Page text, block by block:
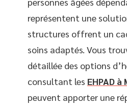
représentent une
structures offrent un
soins adaptés. Vous
détaillée des options
consultant les EHPAD
peuvent apporter une